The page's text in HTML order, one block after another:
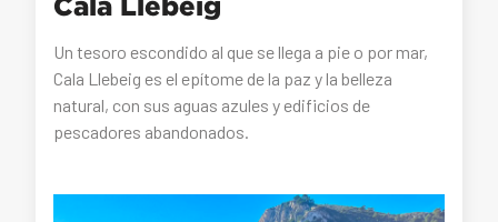
Un tesoro escondido al que se llega a pie o por mar,
Cala Llebeig es el epítome de la paz y la belleza
natural, con sus aguas azules y edificios de
pescadores abandonados.